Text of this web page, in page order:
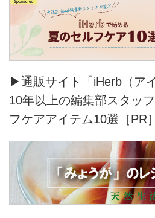
▶通販サイト「iHerb（ア
10年以上の編集部スタッ
フケアアイテム10選［PR］